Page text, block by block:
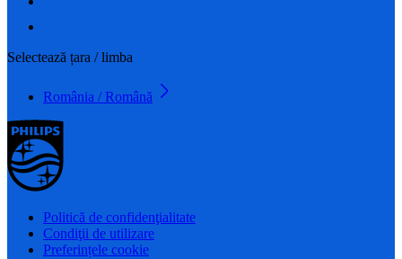
Selectează țara / limba
România / Română
Politică de confidenţialitate
Condiţii de utilizare
Preferințele cookie